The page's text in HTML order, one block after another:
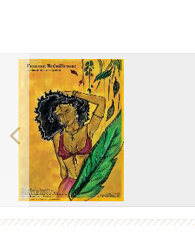
Previous